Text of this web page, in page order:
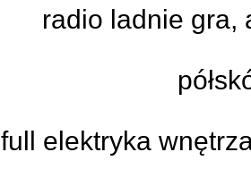
radio ladnie gra,
full elektryka